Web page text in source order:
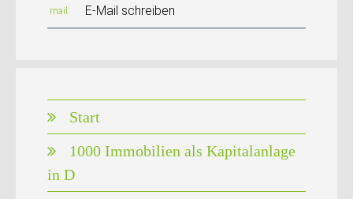
mail E-Mail schreiben
Start
1000 Immobilien als Kapitalanlage
in D